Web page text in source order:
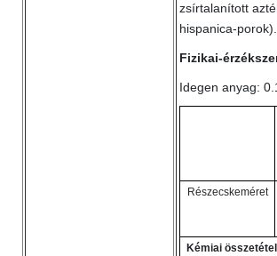
zsírtalanított
hispanica-porok).
Fizikai-
Idegen anyag:
Részecskeméret
Kémiai